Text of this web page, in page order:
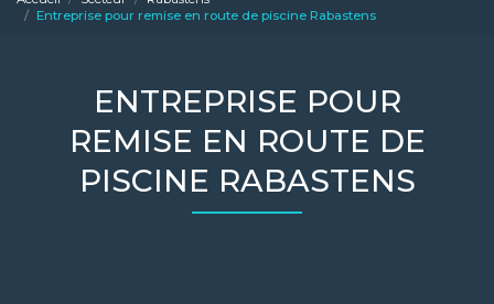
Entreprise pour remise en route de piscine Rabastens
ENTREPRISE POUR
REMISE EN ROUTE DE
PISCINE RABASTENS